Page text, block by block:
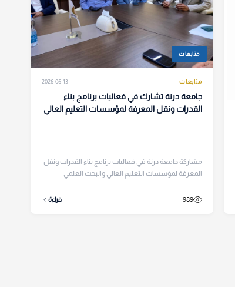
متابعات
متابعات 2026-06-13
جامعة درنة تشارك في فعاليات برنامج بناء
القدرات ونقل المعرفة لمؤسسات التعليم العالي
مشاركة جامعة درنة في فعاليات برنامج بناء القدرات ونقل
المعرفة لمؤسسات التعليم العالي والبحث العلمي
989
قراءة